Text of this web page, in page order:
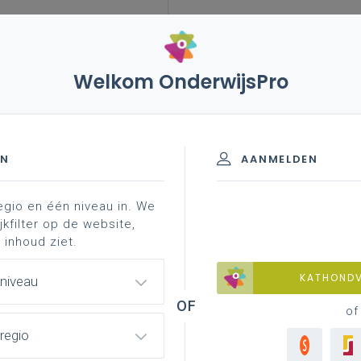
in september
vlaanderen
adviesraad secundair
voor een periode van vier jaar. Wil jij
vind je hieronder.
Welkom OnderwijsPro
AANMELDEN
of
en één niveau in. We
op de website,
ziet.